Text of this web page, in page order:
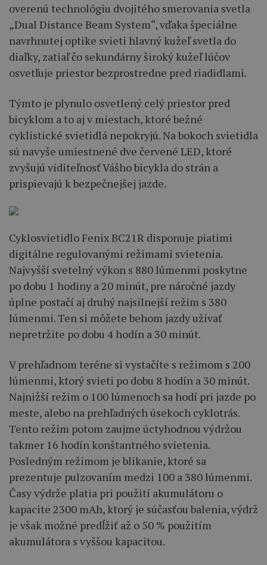
overenú technológiu dvojitého smerovania svetla
„Dual Distance Beam System“, vďaka špeciálne
navrhnutej optike svieti hlavný kužeľ svetla do
diaľky, zatiaľ čo sekundárny široký kužeľ lúčov
osvetľuje priestor bezprostredne pred riadidlami.
Týmto je plynulo osvetlený celý priestor pred
bicyklom a to aj v miestach, ktoré bežné
cyklistické svietidlá nepokryjú. Na bokoch svietidla
sú navyše umiestnené dve červené LED, ktoré
zvyšujú viditeľnosť Vášho bicykla do strán a
prispievajú k bezpečnejšej jazde.
Cyklosvietidlo Fenix BC21R disponuje piatimi
digitálne regulovanými režimami svietenia.
Najvyšší svetelný výkon s 880 lúmenmi poskytne
po dobu 1 hodiny a 20 minút, pre náročné jazdy
úplne postačí aj druhý najsilnejší režim s 380
lúmenmi. Ten si môžete behom jazdy užívať
nepretržite po dobu 4 hodín a 30 minút.
V prehľadnom teréne si vystačíte s režimom s 200
lúmenmi, ktorý svieti po dobu 8 hodín a 30 minút.
Najnižší režim o 100 lúmenoch sa hodí pri jazde po
meste, alebo na prehľadných úsekoch cyklotrás.
Tento režim potom zaujme úctyhodnou výdržou
takmer 16 hodín konštantného svietenia.
Posledným režimom je blikanie, ktoré sa
prezentuje pulzovaním medzi 100 a 380 lúmenmi.
Časy výdrže platia pri použití akumulátoru o
kapacite 2300 mAh, ktorý je súčasťou balenia, výdrž
je však možné predĺžiť až o 50 % použitím
akumulátora s vyššou kapacitou.